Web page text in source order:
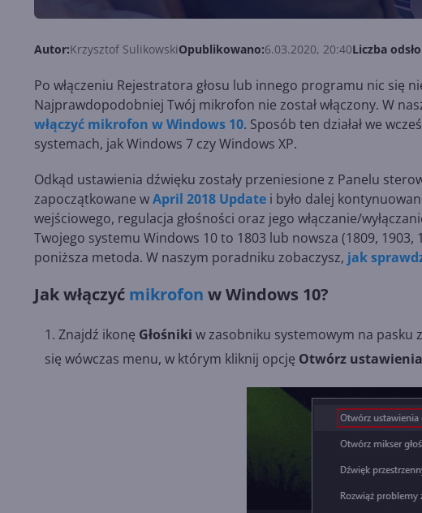
Autor:Krzysztof SulikowskiOpublikowano:6.03.2020, 20:40Liczba
Po włączeniu Rejestratora głosu lub innego programu nic się
Najprawdopodobniej Twój mikrofon nie został włączony. W
włączyć mikrofon w Windows 10. Sposób ten działał we
systemach, jak Windows 7 czy Windows XP.
Odkąd ustawienia dźwięku zostały przeniesione z Panelu
zapoczątkowane wApril 2018 Update i było dalej
wejściowego, regulacja głośności oraz jego włączanie/
Twojego systemu Windows 10 to 1803 lub nowsza (1809,
poniższa metoda. W naszym poradniku zobaczysz, jak
Jak włączyć mikrofon w Windows 10?
Znajdź ikonę Głośniki w zasobniku systemowym na pasku
się wówczas menu, w którym kliknij opcję Otwórz